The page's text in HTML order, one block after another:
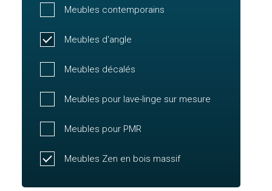
Meubles contemporains
Meubles d'angle
Meubles décalés
Meubles pour lave-linge sur mesure
Meubles pour PMR
Meubles Zen en bois massif